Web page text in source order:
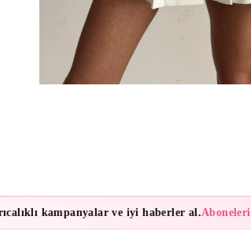
kampanyalar ve iyi haberler al.